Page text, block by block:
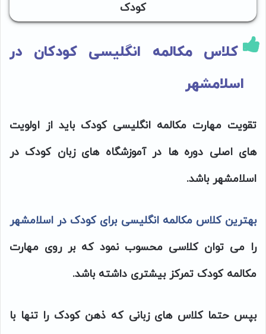
کلاس مکالمه انگلیسی کودکان در
اسلامشهر
تقویت مهارت مکالمه انگلیسی کودک باید از اولویت
های اصلی دوره ها در آموزشگاه های زبان کودک در
اسلامشهر باشد.
بهترین کلاس مکالمه انگلیسی برای کودک در اسلامشهر
را می توان کلاسی محسوب نمود که بر روی مهارت
مکالمه کودک تمرکز بیشتری داشته باشد.
بپس حتما کلاس های زبانی که ذهن کودک را تنها با